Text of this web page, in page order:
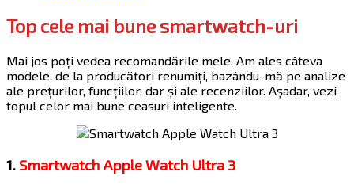
Top cele mai bune smartwatch-uri
Mai jos poți vedea recomandările mele. Am ales câteva
modele, de la producători renumiți, bazându-mă pe analize
ale prețurilor, funcțiilor, dar și ale recenziilor. Așadar, vezi
topul celor mai bune ceasuri inteligente.
1. Smartwatch Apple Watch Ultra 3